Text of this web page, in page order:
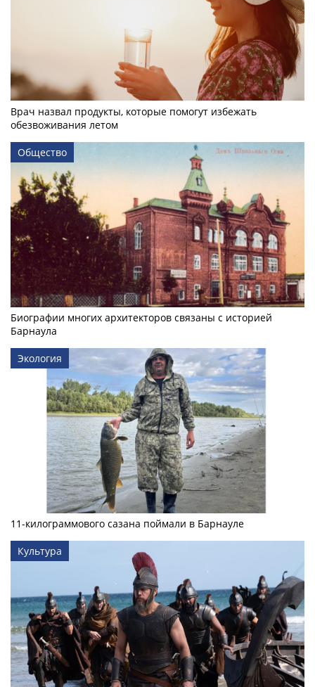
Врач назвал продукты, которые помогут избежать
обезвоживания летом
Общество
Биографии многих архитекторов связаны с историей
Барнаула
Экология
11-килограммового сазана поймали в Барнауле
Культура